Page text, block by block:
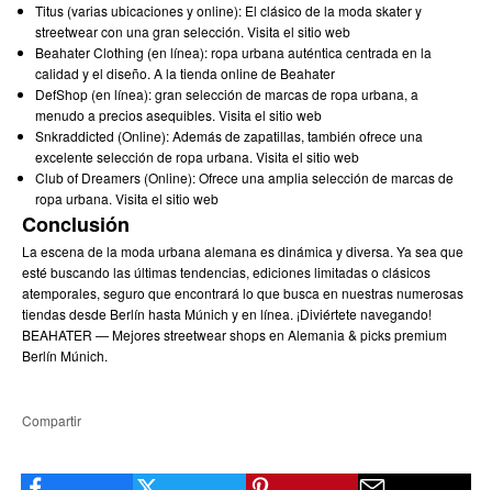
Titus (varias ubicaciones y online): El clásico de la moda skater y
streetwear con una gran selección. Visita el sitio web
Beahater Clothing (en línea): ropa urbana auténtica centrada en la
calidad y el diseño. A la tienda online de Beahater
DefShop (en línea): gran selección de marcas de ropa urbana, a
menudo a precios asequibles. Visita el sitio web
Snkraddicted (Online): Además de zapatillas, también ofrece una
excelente selección de ropa urbana. Visita el sitio web
Club of Dreamers (Online): Ofrece una amplia selección de marcas de
ropa urbana. Visita el sitio web
Conclusión
La escena de la moda urbana alemana es dinámica y diversa. Ya sea que
esté buscando las últimas tendencias, ediciones limitadas o clásicos
atemporales, seguro que encontrará lo que busca en nuestras numerosas
tiendas desde Berlín hasta Múnich y en línea. ¡Diviértete navegando!
BEAHATER — Mejores streetwear shops en Alemania & picks premium
Berlín Múnich.
Compartir